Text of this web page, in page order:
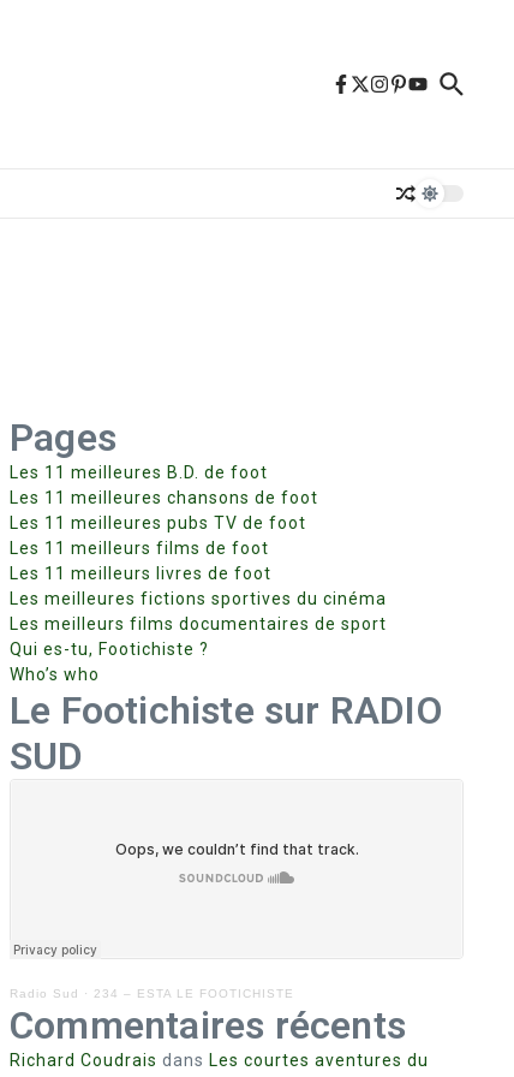
Pages
Les 11 meilleures B.D. de foot
Les 11 meilleures chansons de foot
Les 11 meilleures pubs TV de foot
Les 11 meilleurs films de foot
Les 11 meilleurs livres de foot
Les meilleures fictions sportives du cinéma
Les meilleurs films documentaires de sport
Qui es-tu, Footichiste ?
Who’s who
Le Footichiste sur RADIO
SUD
Radio Sud · 234 – ESTA LE FOOTICHISTE
Commentaires récents
Richard Coudrais dans Les courtes aventures du